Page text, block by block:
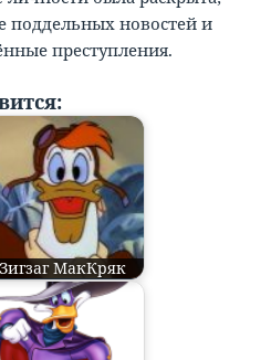
поддельных новостей и
преступления.
Зигзаг МакКряк